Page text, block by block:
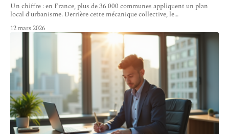
Un chiffre : en France, plus de 36 000 communes appliquent un plan
local d'urbanisme. Derrière cette mécanique collective, le…
12 mars 2026